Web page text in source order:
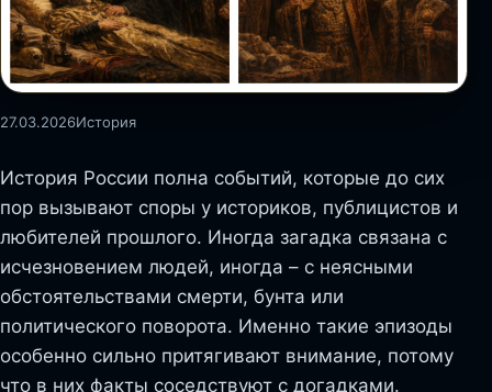
27.03.2026История
История России полна событий, которые до сих
пор вызывают споры у историков, публицистов и
любителей прошлого. Иногда загадка связана с
исчезновением людей, иногда – с неясными
обстоятельствами смерти, бунта или
политического поворота. Именно такие эпизоды
особенно сильно притягивают внимание, потому
что в них факты соседствуют с догадками.